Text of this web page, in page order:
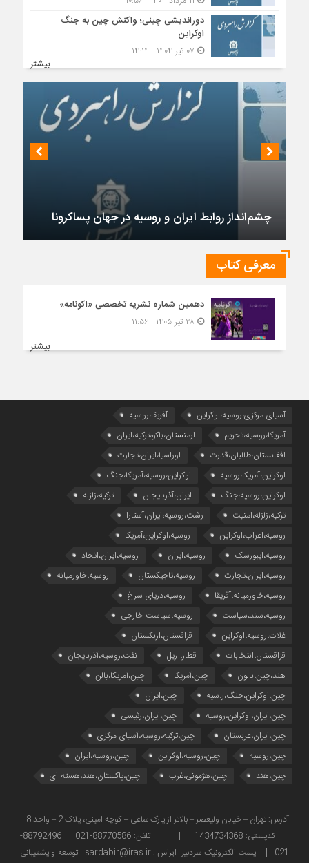
دوراندیشی چینی؛ واکنش چین به جنگ
اوکراین
بیشتر
چشم‌انداز روابط ایران و روسیه در جهان پساکرونا
معرفی کتاب
دهمین شماره نشریه تخصصی «اکونامه»
بیشتر
آسیای مرکزی،روسیه،اوکراین
آفریقا،روسیه
آمریکا،روسیه،تحریم
ارمنستان،باکو،ترکیه،ایران
افغانستان،طالبان،قدرت
اوراسیا،ایران،تجارت
اوکراین،آمریکا،روسیه
اوکراین،روسیه،آمریکا،جنگ
اوکراین،روسیه،جنگ
ایران،آذربایجان
ترکیه،زلزله
ترکیه،زلزله،امنیت
رشت،روسیه،ایران،آستارا
روسیه،اعراب،اوکراین
روسیه،اوکراین،آمریکا
روسیه،ایبورسک
روسیه،ایران
روسیه،ایران،اتحاد
روسیه،ایران،تجارت
روسیه،تاجیکستان
روسیه،خاورمیانه
روسیه،خاورمیانه،آفریقا
روسیه،دریای سرخ
روسیه،سند،سیاست
روسیه،سیاست خارجی
غلات،روسیه،اوکراین
قزاقستان،ازبکستان
قزاقستان،انتخابات
قطار، ریل
نفت،روسیه،آذربایجان
هند،چین،بالون
چین،آمریکا
چین،آمریکا،بالن
چین،اوکراین،جنگ،ر.سیه
چین،ایران
چین،ایران،اوکراین،روسیه
چین،ایران،رئیسی
چین،ایران،عربستان
چین،ترکیه،روسیه،آسیای مرکزی
چین،روسیه
چین،روسیه،اوکراین
چین،روسیه،ایران
چین،هند
چین،هژمونی،غرب چین،پاکستان،هند،هسته ای
| کدپستی: 1434734368 | تلفن: 88770586-021 88792496-
021 | پست الکترونیک سردبیر ایراس : sardabir@iras.ir |
توسعه و پشتیبانی